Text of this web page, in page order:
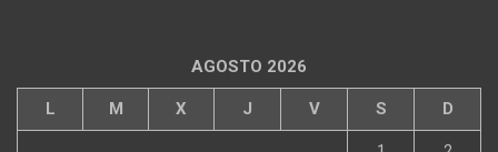
AGOSTO 2026
L M X J V S D